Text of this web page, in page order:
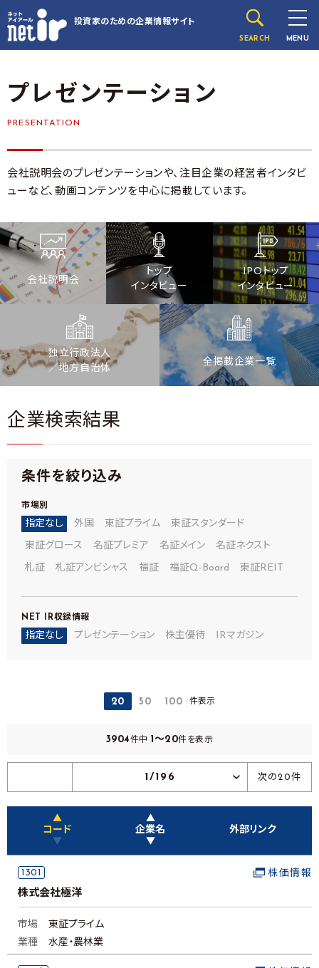
投資家のための企業情報サイト
SEARCH MENU
プレゼンテーション
PRESENTATION
会社説明会のプレゼンテーションや、注目企業の経営者インタビ
ューなど、動画コンテンツを中心に掲載しています。
会社説明会
トップ
インタビュー
IPOトップ
インタビュー
独立行政法人
／地方自治体
全掲載企業一覧
企業検索結果
条件を絞り込み
市場別
指定なし 外国 東証プライム 東証スタンダード
東証グロース 名証プレミア 名証メイン 名証ネクスト
札証 札証アンビシャス 福証 福証Q-Board 東証REIT
NET IR収録情報
指定なし プレゼンテーション 株主優待 IRマガジン
20 50 100 件表示
3904件中 1～20件を表示
1/196 次の20件
▲
コード
▼
▲
企業名
▼
外部リンク
1301
株式会社極洋
株価情報
市場
東証プライム
業種
水産・農林業